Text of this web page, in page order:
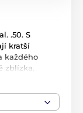
.50. S
kratší
každého
zblízka.